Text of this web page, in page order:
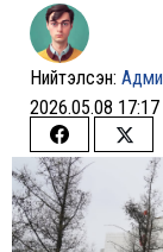
Нийтэлсэн:
2026.05.08 17:17
Share
on
Facebook
Share